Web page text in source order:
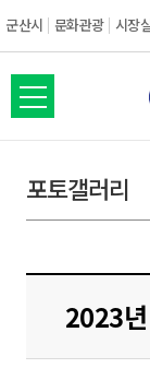
군산시 문화관광 시장
전
체
뉴
열
포토갤러리
2023